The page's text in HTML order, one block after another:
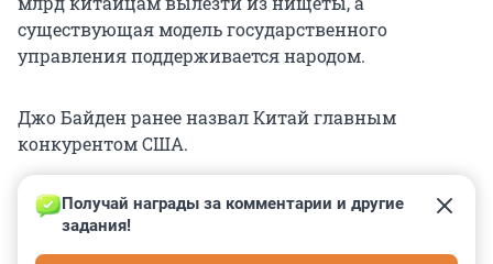
существующая модель государственного
управления поддерживается народом.
Джо Байден ранее назвал Китай главным
конкурентом США.
Получай награды за комментарии и другие
задания!